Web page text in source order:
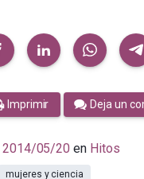
Imprimir Deja un
2014/05/20 en Hitos
mujeres y ciencia